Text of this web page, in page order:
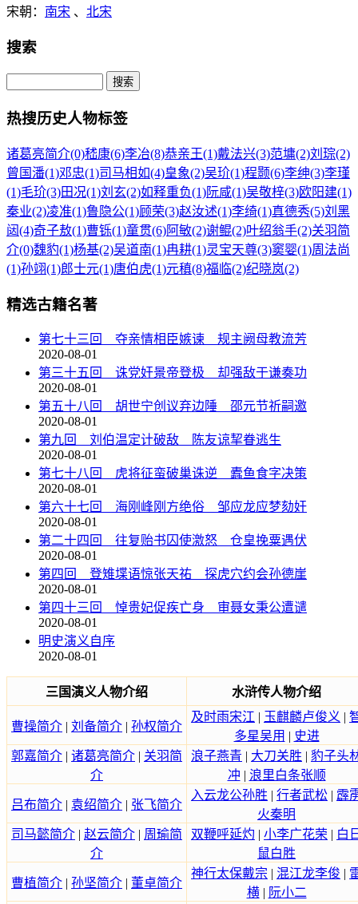
宋朝： 南宋 、 北宋
搜索
热搜历史人物标签
诸葛亮简介(0)嵇康(6)李冶(8)恭亲王(1)戴法兴(3)范墉(2)刘琮(2)
曾国潘(1)邓忠(1)司马相如(4)皇象(2)吴玠(1)程颢(6)李绅(3)李瑾
(1)毛玠(3)田况(1)刘玄(2)如释重负(1)阮咸(1)吴敬梓(3)欧阳建(1)
秦业(2)凌准(1)鲁隐公(1)顾荣(3)赵汝述(1)李绮(1)真德秀(5)刘黑
闼(4)奇子敖(1)曹铄(1)童贯(6)阿敏(2)谢鲲(2)叶绍翁手(2)关羽简
介(0)魏豹(1)杨基(2)吴道南(1)冉耕(1)灵宝天尊(3)窦婴(1)周法尚
(1)孙翊(1)郎士元(1)唐伯虎(1)元稹(8)福临(2)纪晓岚(2)
精选古籍名著
第七十三回 夺亲情相臣嫉谏 规主阙母教流芳
2020-08-01
第三十五回 诛党奸景帝登极 却强敌于谦奏功
2020-08-01
第五十八回 胡世宁创议弃边陲 邵元节祈嗣邀
2020-08-01
第九回 刘伯温定计破敌 陈友谅挈眷逃生
2020-08-01
第七十八回 虎将征蛮破巢诛逆 蠹鱼食字决策
2020-08-01
第六十七回 海刚峰刚方绝俗 邹应龙应梦劾奸
2020-08-01
第二十四回 往复贻书囚使激怒 仓皇挽粟遇伏
2020-08-01
第四回 登雉堞语惊张天祐 探虎穴约会孙德崖
2020-08-01
第四十三回 悼贵妃促疾亡身 审聂女秉公遭谴
2020-08-01
明史演义自序
2020-08-01
三国演义人物介绍 水浒传人物介绍
曹操简介 | 刘备简介 | 孙权简介
及时雨宋江 | 玉麒麟卢俊义 |
多星吴用 | 史进
郭嘉简介 | 诸葛亮简介 | 关羽简
介
浪子燕青 | 大刀关胜 | 豹子头
冲 | 浪里白条张顺
吕布简介 | 袁绍简介 | 张飞简介
入云龙公孙胜 | 行者武松 | 霹
火秦明
司马懿简介 | 赵云简介 | 周瑜简
介
双鞭呼延灼 | 小李广花荣 | 白
鼠白胜
曹植简介 | 孙坚简介 | 董卓简介
神行太保戴宗 | 混江龙李俊 |
横| 阮小二